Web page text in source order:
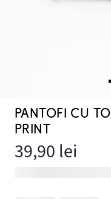
PANTOFI CU
PRINT
39,90 lei